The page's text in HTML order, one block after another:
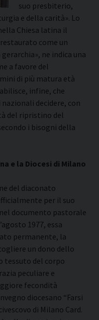
suo presbiterio,
e della carità». Lo
Chiesa latina il
come un
ne indica una
a favore del
di più matura età
infine, che
decidere, con
del ripristino del
i bisogni della
e la Diocesi di Milano
del diaconato
per il suo
documento pastorale
1977, essa
permanente, la
un dono dello
tessuto del corpo
peculiare e
fecondità
diocesano “Farsi
di Milano Card.